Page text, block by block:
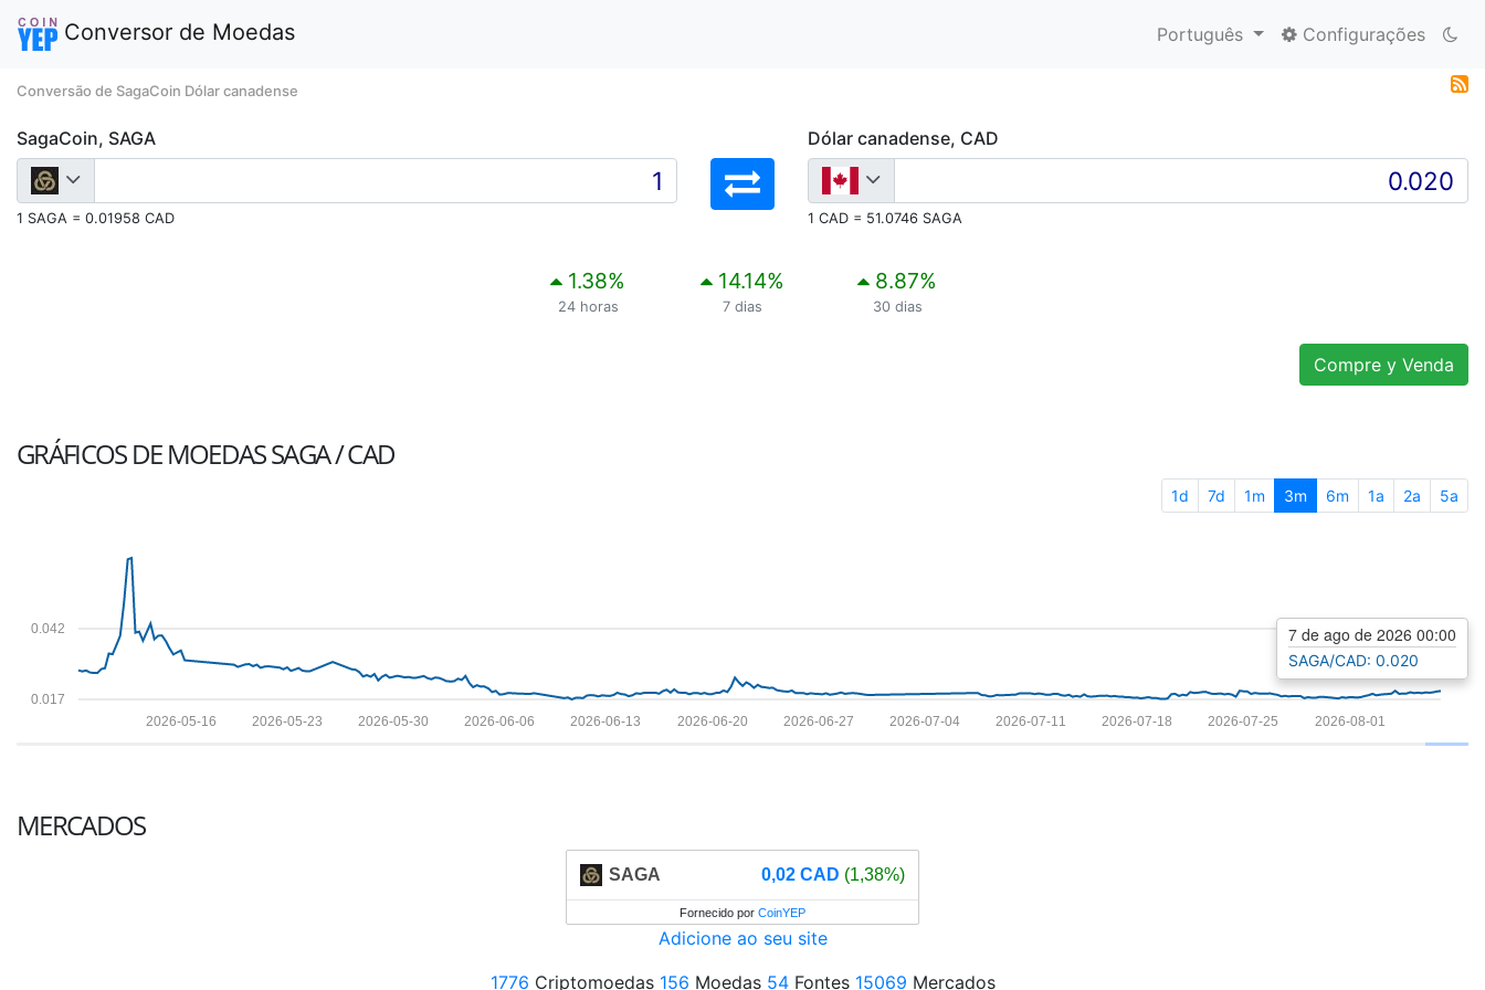
Conversor de Moedas Português Configurações
Conversão de SagaCoin Dólar canadense
SagaCoin, SAGA
1 SAGA = 0.01958 CAD
Dólar canadense, CAD
1 CAD = 51.0746 SAGA
1.38%
24 horas
14.14%
7 dias
8.87%
30 dias
Compre y Venda
GRÁFICOS DE MOEDASSAGA / CAD
1d 7d 1m 3m 6m 1a 2a 5a
0.017
0.042
2026-08-01
2026-07-25
2026-07-18
2026-07-11
2026-07-04
2026-06-27
2026-06-20
2026-06-13
2026-06-06
2026-05-30
2026-05-23
2026-05-16
7 de ago de 2026 00:00
SAGA/CAD: 0.020
MERCADOS
SAGA 0,02 CAD (1,38%)
Fornecido por CoinYEP
Adicione ao seu site
1776 Criptomoedas 156 Moedas 54Fontes 15069 Mercados